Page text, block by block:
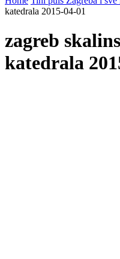
katedrala 2015-04-01
zagreb
katedrala